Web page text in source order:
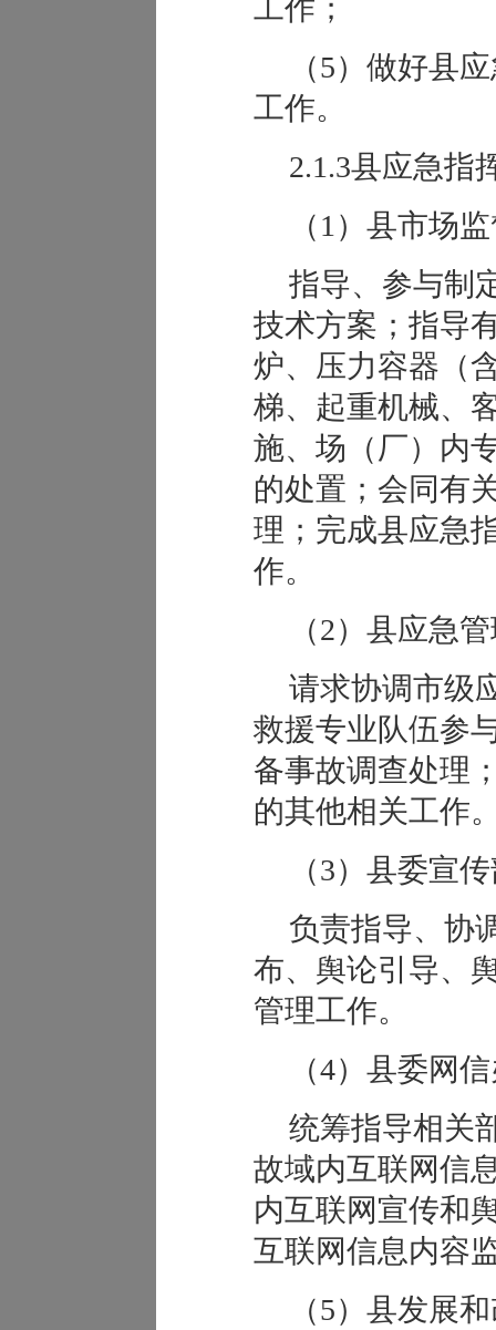
工作；
（5）做好县
工作。
2.1.3县应急指
（1） 县市场
指导、参与制
技术方案；指导
炉、压力容器（
梯、起重机械、
施、场（厂）内
的处置；会同有
理；完成县应急
作。
（2）县应急
请求协调市级
救援专业队伍参
备事故调查处理
的其他相关工作
（3）县委宣
负责指导、协
布、舆论引导、
管理工作。
（4）县委网
统筹指导相关
故域内互联网信
内互联网宣传和
互联网信息内容
（5）县发展